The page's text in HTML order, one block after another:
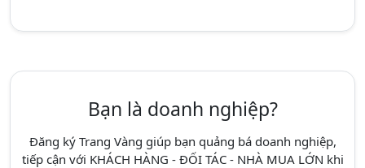
Bạn là doanh nghiệp?
Đăng ký Trang Vàng giúp bạn quảng bá doanh nghiệp,
tiếp cận với KHÁCH HÀNG - ĐỐI TÁC - NHÀ MUA LỚN khi